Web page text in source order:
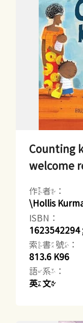
Counting
welcome
作者：
\Hollis
ISBN：
1623542294
索書號：
813.6 K96
語系：
英文